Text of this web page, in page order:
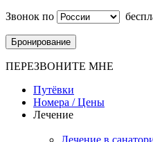
Звонок по
Бронирование
ПЕРЕЗВОНИТЕ МНЕ
Путёвки
Номера / Цены
Лечение